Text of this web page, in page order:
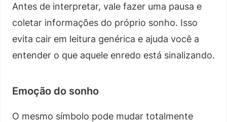
Antes de interpretar, vale fazer uma pausa e
coletar informações do próprio sonho. Isso
evita cair em leitura genérica e ajuda você a
entender o que aquele enredo está sinalizando.
Emoção do sonho
O mesmo símbolo pode mudar totalmente